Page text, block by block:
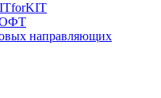
направляющих